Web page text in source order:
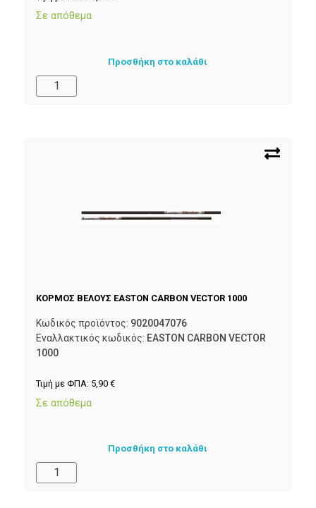
Σε απόθεμα
Προσθήκη στο καλάθι
ΚΟΡΜΟΣ ΒΕΛΟΥΣ EASTON CARBON VECTOR 1000
Κωδικός προϊόντος: 9020047076
Εναλλακτικός κωδικός: EASTON CARBON VECTOR
1000
Τιμή με ΦΠΑ: 5,90 €
Σε απόθεμα
Προσθήκη στο καλάθι